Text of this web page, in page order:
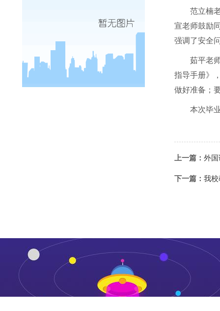
范立楠
宣老师鼓励
强调了安全
茹平老
指导手册》
做好准备；
本次毕
上一篇： 外
下一篇： 我